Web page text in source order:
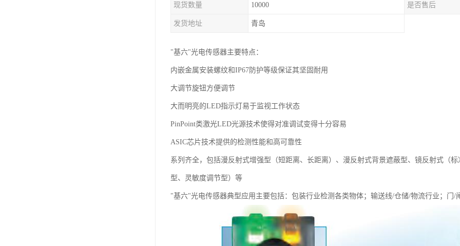
现货数量 10000 是否售后
发货地址 青岛
"基六"光电传感器主要特点：
内嵌金属安装螺纹和IP67防护等级保证其坚固耐用
大调节旋钮方便调节
大而明亮的LED指示灯易于监视工作状态
PinPoint类激光LED光源技术使得对准调试变得十分容易
ASIC芯片技术提供的检测性能和高可靠性
系列齐全，包括漫反射式增强型（短距离、长距离）、漫反射式背景遮蔽型、镜反射式（
型、灵敏度调节型）等
"基六"光电传感器典型应用主要包括：包装行业检测各类物体；输送线/仓储/物流行业；门/